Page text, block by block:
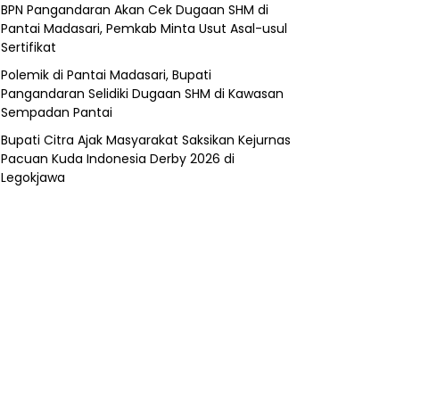
BPN Pangandaran Akan Cek Dugaan SHM di
Pantai Madasari, Pemkab Minta Usut Asal-usul
Sertifikat
Polemik di Pantai Madasari, Bupati
Pangandaran Selidiki Dugaan SHM di Kawasan
Sempadan Pantai
Bupati Citra Ajak Masyarakat Saksikan Kejurnas
Pacuan Kuda Indonesia Derby 2026 di
Legokjawa